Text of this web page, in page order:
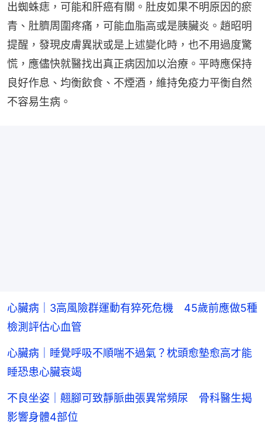
出蜘蛛痣，可能和肝癌有關。肚皮如果不明原因的瘀
青、肚臍周圍疼痛，可能血脂高或是胰臟炎。趙昭明
提醒，發現皮膚異狀或是上述變化時，也不用過度驚
慌，應儘快就醫找出真正病因加以治療。平時應保持
良好作息、均衡飲食、不煙酒，維持免疫力平衡自然
不容易生病。
心臟病｜3高風險群運動有猝死危機 45歲前應做5種
檢測評估心血管
心臟病｜睡覺呼吸不順喘不過氣？枕頭愈墊愈高才能
睡恐患心臟衰竭
不良坐姿｜翹腳可致靜脈曲張異常頻尿 骨科醫生揭
影響身體4部位